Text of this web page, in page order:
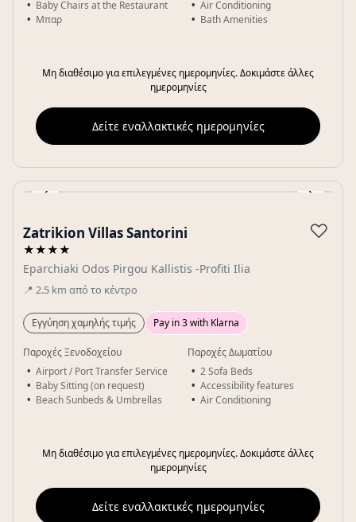
Baby Chairs at the Restaurant
Μπαρ
Air Conditioning
Bath Amenities
Μη διαθέσιμο για επιλεγμένες ημερομηνίες. Δοκιμάστε άλλες
ημερομηνίες
Δείτε εναλλακτικές ημερομηνίες
‹ ›
Zatrikion Villas Santorini
★★★★
Eparchiaki Odos Pirgou Kallistis -Profiti Ilia
📍 2.5 km από το κέντρο
♡
Εγγύηση χαμηλής τιμής Pay in 3 with Klarna
Παροχές Ξενοδοχείου
Airport / Port Transfer Service
Baby Sitting (on request)
Beach Sunbeds & Umbrellas
Παροχές Δωματίου
2 Sofa Beds
Accessibility features
Air Conditioning
Μη διαθέσιμο για επιλεγμένες ημερομηνίες. Δοκιμάστε άλλες
ημερομηνίες
Δείτε εναλλακτικές ημερομηνίες